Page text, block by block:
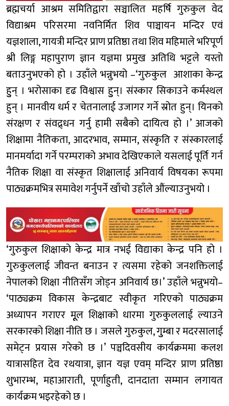
ब्रह्मचर्या आश्रम समितिद्वारा सञ्चालित महर्षि गुरुकुल वेद
विद्याश्रम परिसरमा नवनिर्मित शिव पाञ्चायन मन्दिर एवं
यज्ञशाला, गायत्री मन्दिर प्राण प्रतिष्ठा तथा शिव महिमाले भरिपूर्ण
श्री लिङ्ग महापुराण ज्ञान यज्ञमा प्रमुख अतिथि भट्टले यस्तो
बताउनुभएको हो । उहाँले भन्नुभयो –‘गुरुकुल आशाका केन्द्र
हुुन् । भरोसाका दृढ विश्वास हुुन्। संस्कार सिकाउने कर्मस्थल
हुन् । मानवीय धर्म र चेतनालाई उजागर गर्ने स्रोत हुन्। यिनको
संरक्षण र संवद्र्धन गर्नु हामी सबैको दायित्व हो ।’ आजको
शिक्षामा नैतिकता, आदरभाव, सम्मान, संस्कृति र संस्कारलाई
मानमर्यादा गर्ने परम्पराको अभाव देखिएकाले यसलाई पूर्ति गर्न
नैतिक शिक्षा वा संस्कृत शिक्षालाई अनिवार्य विषयका रूपमा
पाठ्यक्रमभित्र समावेश गर्नुपर्ने खाँचो उहाँले औंल्याउनुभयो ।
‘गुरुकुल शिक्षाको केन्द्र मात्र नभई विद्याका केन्द्र पनि हो ।
गुरुकुललाई जीवन्त बनाउन र त्यसमा रहेको जनशक्तिलाई
नेपालको शिक्षा नीतिसँग जोड्न अनिवार्य छ।’ उहाँले भन्नुभयो–
‘पाठ्यक्रम विकास केन्द्रबाट स्वीकृत गरिएको पाठ्यक्रम
अध्यापन गराएर मूूल शिक्षाको धारमा गुरुकुललाई ल्याउने
सरकारको शिक्षा नीति छ । जसले गुरुकुल, गुुम्बा र मदरसालाई
समेट्न प्रयास गरेको छ ।’ पञ्चदिवसीय कार्यक्रममा कलश
यात्रासहित देव रथयात्रा, ज्ञान यज्ञ एवम् मन्दिर प्राण प्रतिष्ठा
शुभारम्भ, महाआराती, पूर्णाहुती, दानदाता सम्मान लगायत
कार्यक्रम भइरहेको छ ।